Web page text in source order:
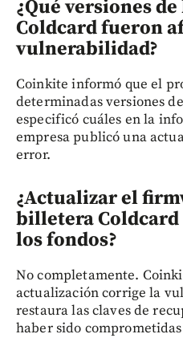
¿Qué versiones
Coldcard fueron
vulnerabilidad?
Coinkite informó que el
determinadas versiones
especificó cuáles en la
empresa publicó una
error.
¿Actualizar el
billetera
los fondos?
No completamente.
actualización corrige la
restaura las claves de
haber sido